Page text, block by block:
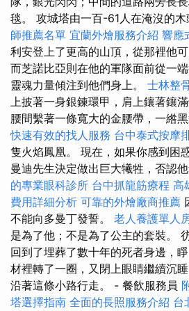
毯。 攻城塔由一百-61人在淹沒的木
師推薦名單 宜蘭外燴服務介紹 響應
利安登上了更高的山頂，從那裡他
而芝諾比亞則在他的軍隊面前從一
靈魂力量傾注到他們身上。 士林整
上披著一身銀鍊環甲，肩上鑲著鑲
腰間繫著一條寬大的金腰帶，一綹
快速有效的找人服務 台中泰式按摩
隻火焰鳳凰。 現在，如果你感到困
曼迪先生決定做出巨大犧牲，否認
的專業眼科診所 台中抓龍筋療程 高
費用詳細分析 可靠的外燴廠商推薦
不能向多曼丁發誓。 老人養護單人
是為了他；不是為了公主的套裝。
回到了埋葬了數十年的死者身邊，
材裡轉了一圈，又閉上眼睛繼續沉
沿著這條小路行走。 - 餐飲服務員
塔選擇指南 全面的長照服務介紹 台